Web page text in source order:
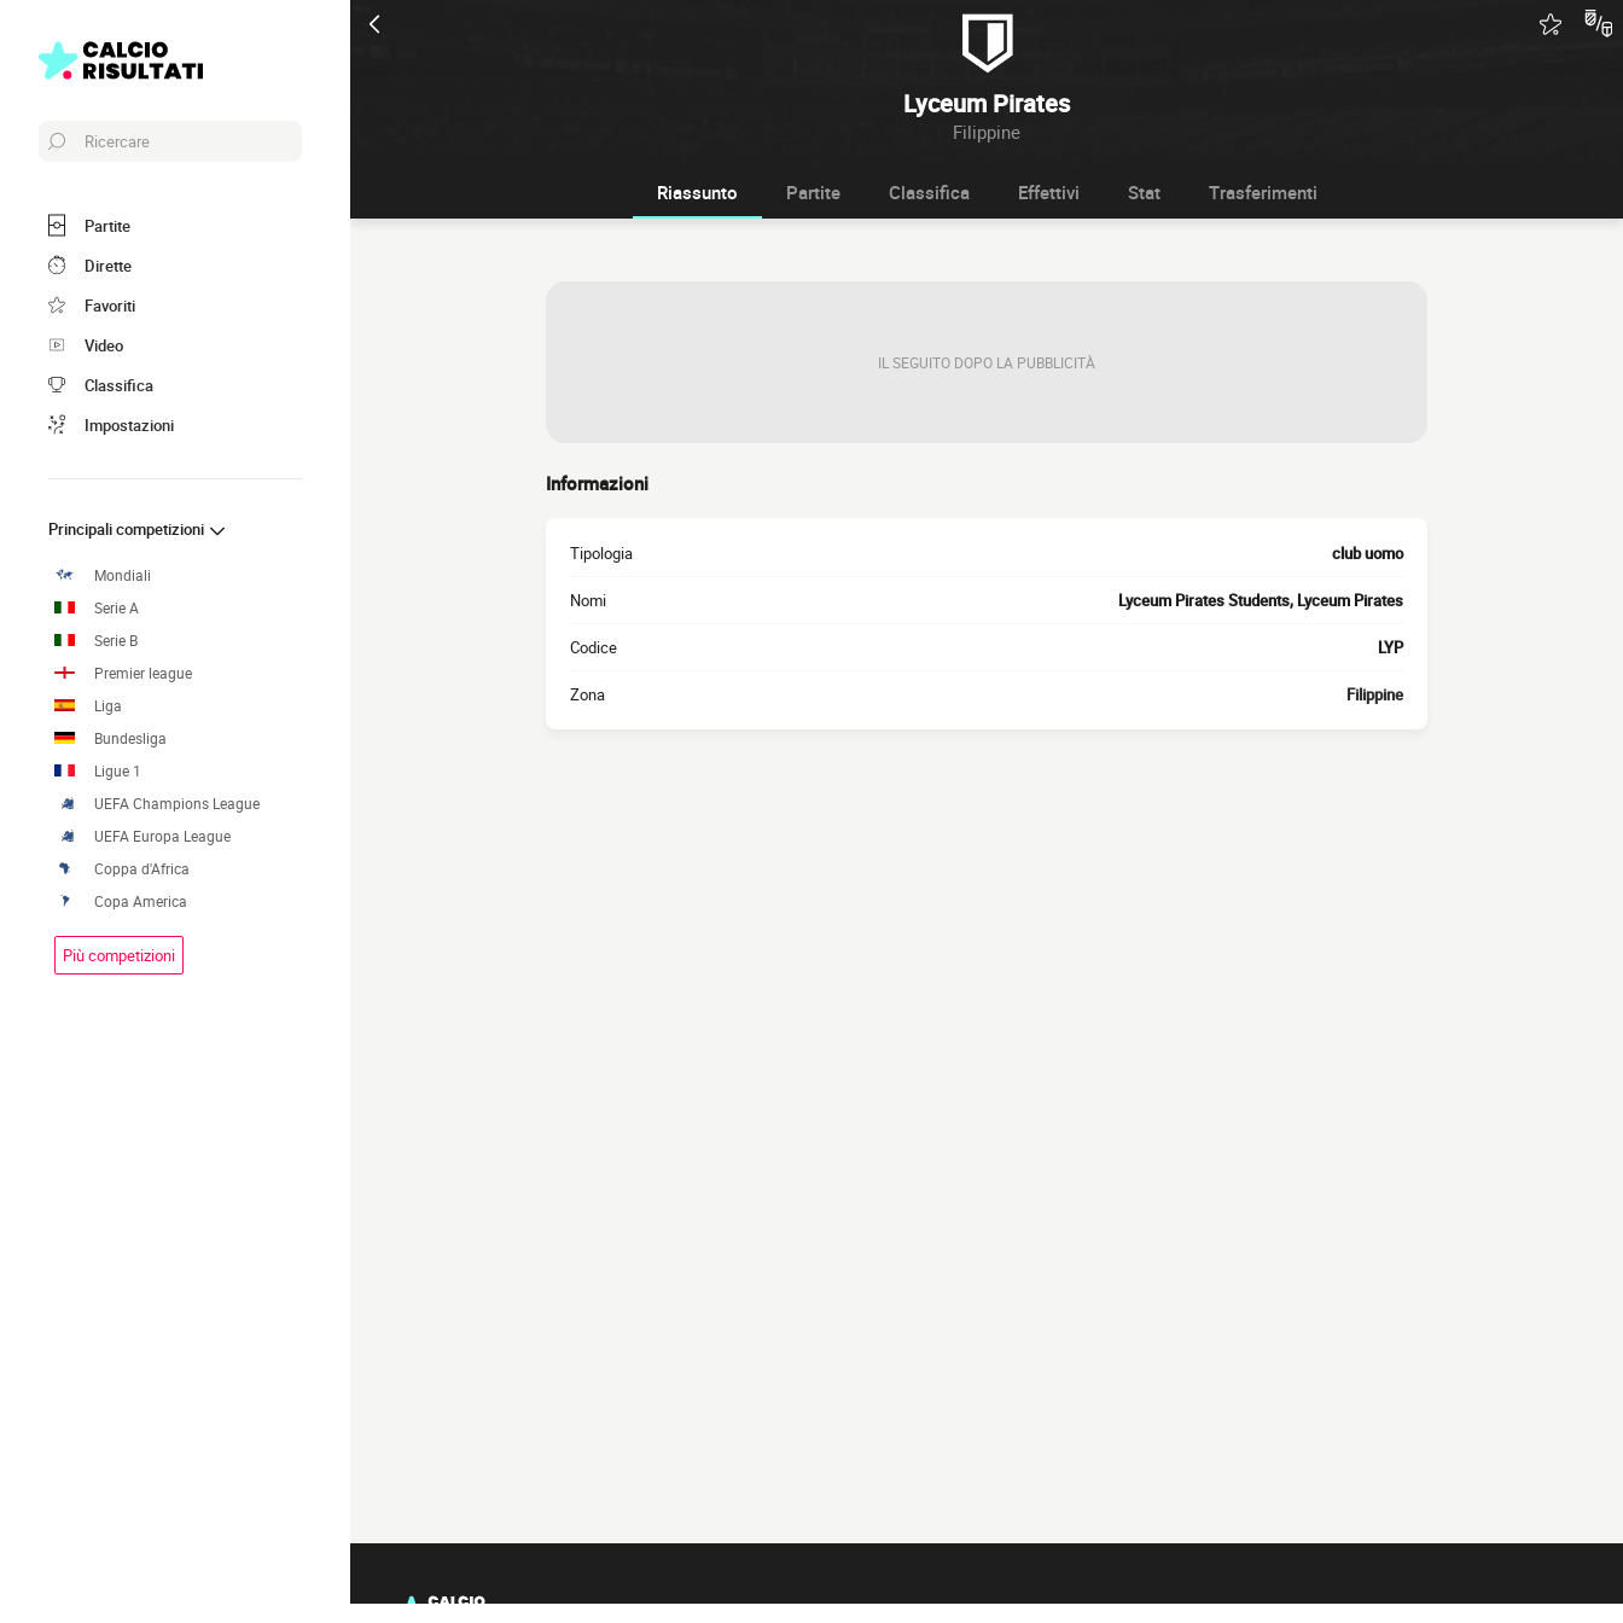
Lyceum Pirates
Filippine
Ricercare
Partite
Dirette
Favoriti
Video
Classifica
Impostazioni
Principali competizioni
Mondiali
Serie A
Serie B
Premier league
Liga
Bundesliga
Ligue 1
UEFA Champions League
UEFA Europa League
Coppa d'Africa
Copa America
Più competizioni
Riassunto Partite Classifica Effettivi Stat Trasferimenti
IL SEGUITO DOPO LA PUBBLICITÀ
Informazioni
Tipologia club uomo
Nomi Lyceum Pirates Students, Lyceum Pirates
Codice LYP
Zona Filippine